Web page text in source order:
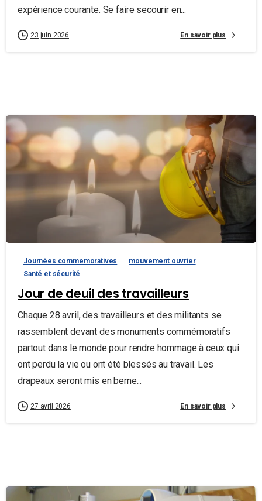
expérience courante. Se faire secourir en...
23 juin 2026 En savoir plus
Journées commemoratives
mouvement ouvrier
Santé et sécurité
Jour de deuil des travailleurs
Chaque 28 avril, des travailleurs et des militants se
rassemblent devant des monuments commémoratifs
partout dans le monde pour rendre hommage à ceux qui
ont perdu la vie ou ont été blessés au travail. Les
drapeaux seront mis en berne...
27 avril 2026 En savoir plus